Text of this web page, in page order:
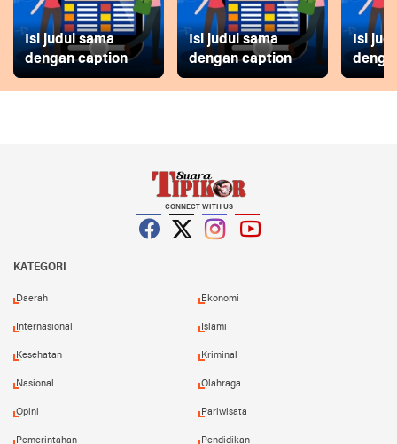
Isi judul sama
dengan caption
Isi judul sama
dengan caption
Isi
CONNECT WITH US
KATEGORI
Daerah Ekonomi
Internasional Islami
Kesehatan Kriminal
Nasional Olahraga
Opini Pariwisata
Pemerintahan Pendidikan